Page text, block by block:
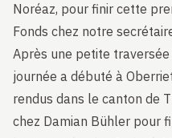
Noréaz, pour finir cette
Fonds chez notre
Après une petite traversée
journée a débuté à
rendus dans le canton de
chez Damian Bühler pour